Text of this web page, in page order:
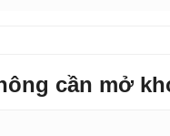
cần mở